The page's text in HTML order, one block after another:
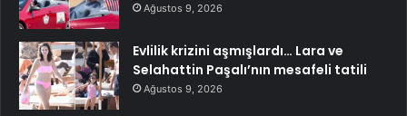
Ağustos 9, 2026
Evlilik krizini aşmışlardı… Lara ve
Selahattin Paşalı’nın mesafeli tatili
Ağustos 9, 2026